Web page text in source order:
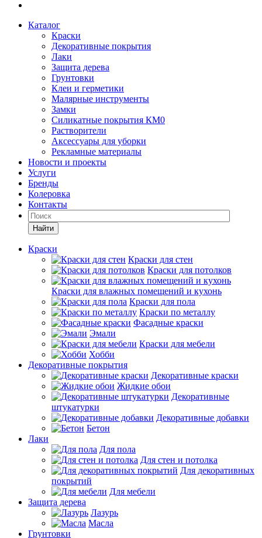
Каталог
Краски
Декоративные покрытия
Лаки
Защита дерева
Грунтовки
Клеи и герметики
Малярные инструменты
Замки
Силикатные покрытия КМ0
Растворители
Аксессуары для уборки
Рекламные материалы
Новости и проекты
Услуги
Бренды
Колеровка
Контакты
Найти
Краски
Краски для стен
Краски для потолков
Краски для влажных помещений и кухонь
Краски для пола
Краски по металлу
Фасадные краски
Эмали
Краски для мебели
Хобби
Декоративные покрытия
Декоративные краски
Жидкие обои
Декоративные
штукатурки
Декоративные добавки
Бетон
Лаки
Для пола
Для стен и потолка
Для декоративных
покрытий
Для мебели
Защита дерева
Лазурь
Масла
Грунтовки